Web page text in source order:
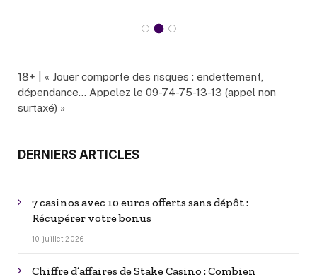
18+ | « Jouer comporte des risques : endettement,
dépendance… Appelez le 09-74-75-13-13 (appel non
surtaxé) »
DERNIERS ARTICLES
7 casinos avec 10 euros offerts sans dépôt :
Récupérer votre bonus
10 juillet 2026
Chiffre d’affaires de Stake Casino : Combien